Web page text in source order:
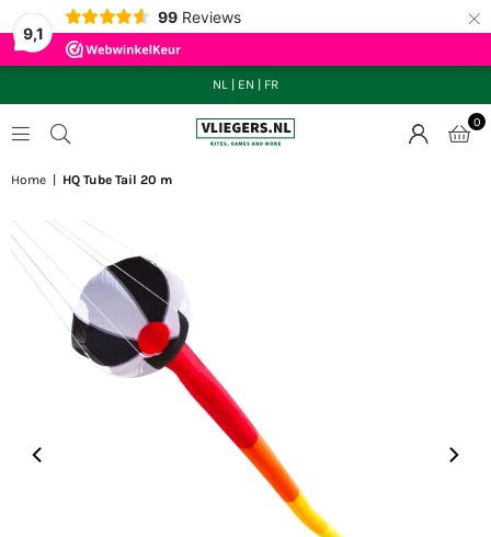
9,1
99 Reviews ×
NL EN FR
0
Home HQ Tube Tail 20 m